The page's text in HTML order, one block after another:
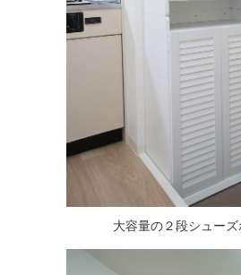
大容量の２段シューズ